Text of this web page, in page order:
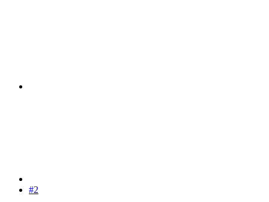
#2